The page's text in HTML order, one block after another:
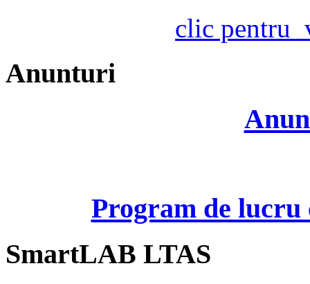
clic pentru
Anunturi
Program de
SmartLAB LTAS